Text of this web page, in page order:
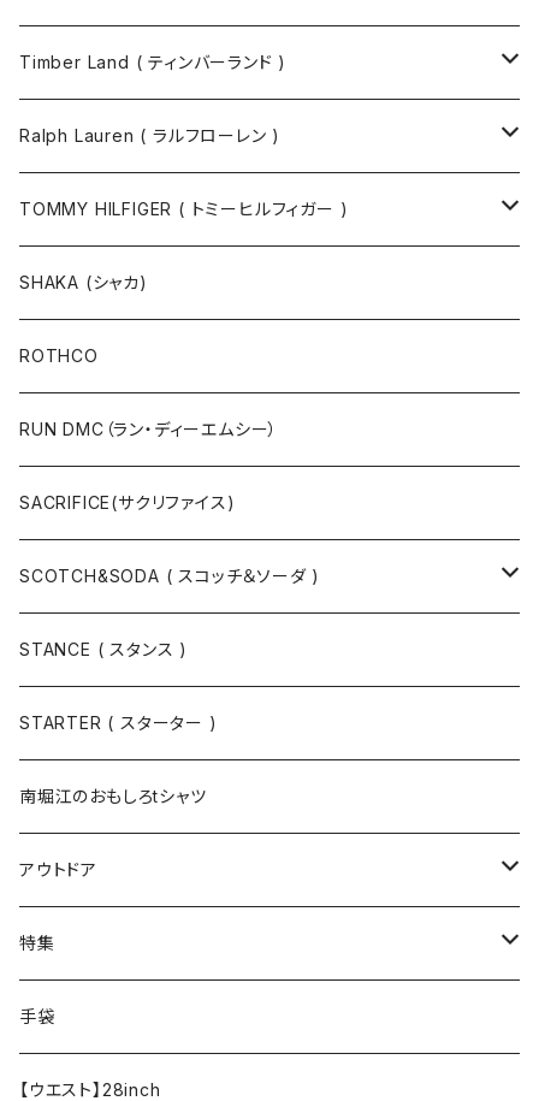
Timber Land ( ティンバーランド )
ソックス
半袖Tシャツ
長袖Tシャツ
キャップ
ニットキャップ / ビーニー
ベルト / サスペンダー
Ralph Lauren ( ラルフローレン )
シャツ
帽子
ニットキャップ / ビーニー
キャップ
マフラー / ストール
シューズ
ニット
スウェット
Tシャツ / カットソー
半袖
長袖
手袋
ソックス
Tシャツ・カットソー
TOMMY HILFIGER ( トミーヒルフィガー )
ジャケット
SHAKA (シャカ)
ROTHCO
RUN DMC（ラン・ディーエムシー）
SACRIFICE(サクリファイス)
SCOTCH&SODA ( スコッチ＆ソーダ )
トップス
ボトムス
アウター
STANCE ( スタンス )
STARTER ( スターター )
南堀江のおもしろtシャツ
アウトドア
寝具・寝袋・ブランケット
食器・調理器具
エプロン
特集
メール便送料無料★オリジナルT
半袖Tシャツ
OUTLET!!!!!
手袋
【ウエスト】28inch